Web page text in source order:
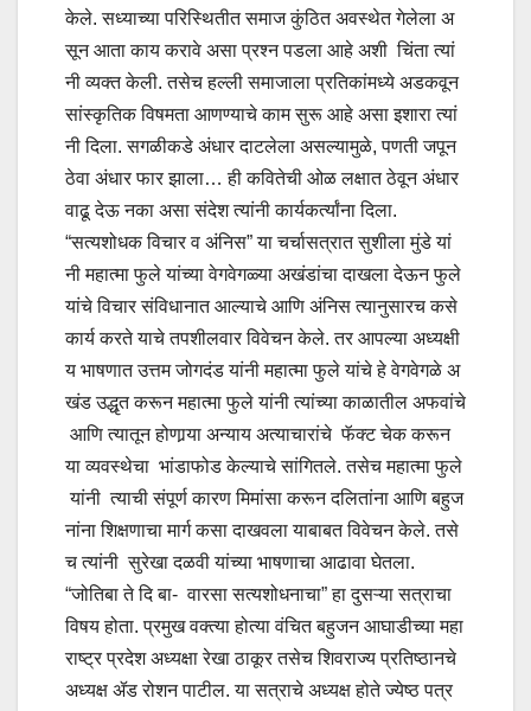
केले. सध्याच्या परिस्थितीत समाज कुंठित अवस्थेत गेलेला अ
सून आता काय करावे असा प्रश्न पडला आहे अशी चिंता त्यां
नी व्यक्त केली. तसेच हल्ली समाजाला प्रतिकांमध्ये अडकवून
सांस्कृतिक विषमता आणण्याचे काम सुरू आहे असा इशारा त्यां
नी दिला. सगळीकडे अंधार दाटलेला असल्यामुळे, पणती जपून
ठेवा अंधार फार झाला… ही कवितेची ओळ लक्षात ठेवून अंधार
वाढू देऊ नका असा संदेश त्यांनी कार्यकर्त्यांना दिला.
“सत्यशोधक विचार व अंनिस” या चर्चासत्रात सुशीला मुंडे यां
नी महात्मा फुले यांच्या वेगवेगळ्या अखंडांचा दाखला देऊन फुले
यांचे विचार संविधानात आल्याचे आणि अंनिस त्यानुसारच कसे
कार्य करते याचे तपशीलवार विवेचन केले. तर आपल्या अध्यक्षी
य भाषणात उत्तम जोगदंड यांनी महात्मा फुले यांचे हे वेगवेगळे अ
खंड उद्धृत करून महात्मा फुले यांनी त्यांच्या काळातील अफवांचे
आणि त्यातून होणार्‍या अन्याय अत्याचारांचे फॅक्ट चेक करून
या व्यवस्थेचा भांडाफोड केल्याचे सांगितले. तसेच महात्मा फुले
यांनी त्याची संपूर्ण कारण मिमांसा करून दलितांना आणि बहुज
नांना शिक्षणाचा मार्ग कसा दाखवला याबाबत विवेचन केले. तसे
च त्यांनी सुरेखा दळवी यांच्या भाषणाचा आढावा घेतला.
“जोतिबा ते दि बा- वारसा सत्यशोधनाचा” हा दुसऱ्या सत्राचा
विषय होता. प्रमुख वक्त्या होत्या वंचित बहुजन आघाडीच्या महा
राष्ट्र प्रदेश अध्यक्षा रेखा ठाकूर तसेच शिवराज्य प्रतिष्ठानचे
अध्यक्ष ॲड रोशन पाटील. या सत्राचे अध्यक्ष होते ज्येष्ठ पत्र